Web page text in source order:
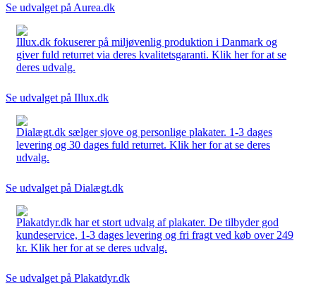
Se udvalget på Aurea.dk
Illux.dk fokuserer på miljøvenlig produktion i Danmark og
giver fuld returret via deres kvalitetsgaranti. Klik her for at se
deres udvalg.
Se udvalget på Illux.dk
Dialægt.dk sælger sjove og personlige plakater. 1-3 dages
levering og 30 dages fuld returret. Klik her for at se deres
udvalg.
Se udvalget på Dialægt.dk
Plakatdyr.dk har et stort udvalg af plakater. De tilbyder god
kundeservice, 1-3 dages levering og fri fragt ved køb over 249
kr. Klik her for at se deres udvalg.
Se udvalget på Plakatdyr.dk